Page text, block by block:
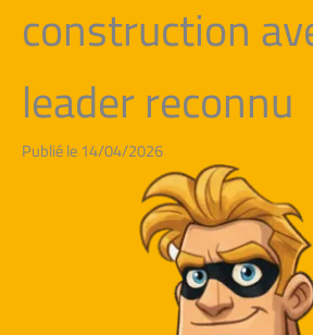
construction
leader reconnu
Publié le 14/04/2026